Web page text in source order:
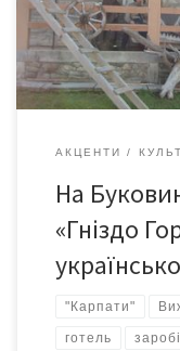
на конкурсі
АКЦЕНТИ
На
«Гніздо
"Карпати"
готель